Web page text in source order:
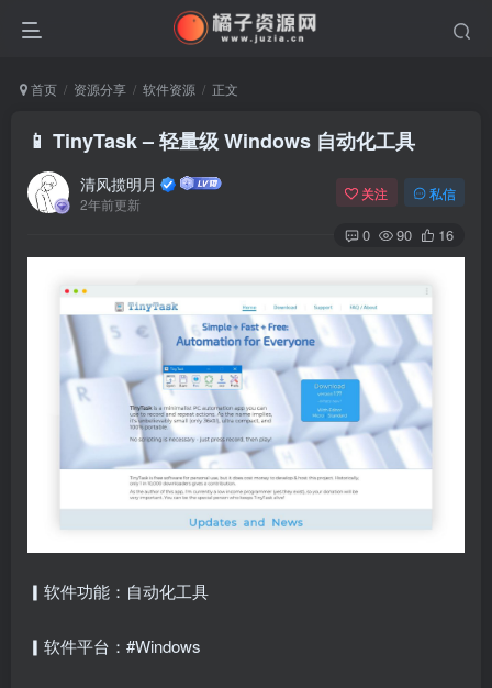
首页 资源分享 软件资源 正文
📱 TinyTask – 轻量级 Windows 自动化工具
清风揽明月
2年前更新
关注 私信
0 90 16
▎软件功能：自动化工具
▎软件平台：#Windows